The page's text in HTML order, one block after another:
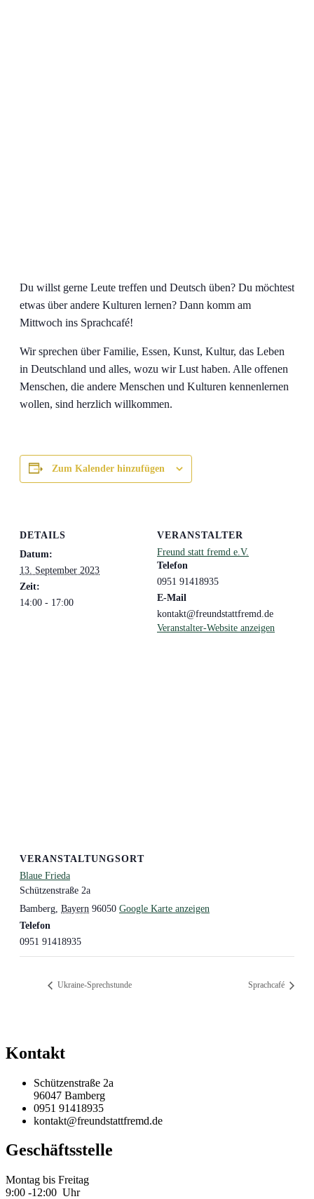
Du willst gerne Leute treffen und Deutsch üben? Du möchtest
etwas über andere Kulturen lernen? Dann komm am
Mittwoch ins Sprachcafé!
Wir sprechen über Familie, Essen, Kunst, Kultur, das Leben
in Deutschland und alles, wozu wir Lust haben. Alle offenen
Menschen, die andere Menschen und Kulturen kennenlernen
wollen, sind herzlich willkommen.
Zum Kalender hinzufügen
DETAILS
Datum:
13. September 2023
Zeit:
14:00 - 17:00
VERANSTALTER
Freund statt fremd e.V.
Telefon
0951 91418935
E-Mail
kontakt@freundstattfremd.de
Veranstalter-Website anzeigen
VERANSTALTUNGSORT
Blaue Frieda
Schützenstraße 2a
Bamberg Bayern 96050 Google Karte anzeigen
Telefon
0951 91418935
Ukraine-Sprechstunde Sprachcafé
Kontakt
Schützenstraße 2a
96047 Bamberg
0951 91418935
kontakt@freundstattfremd.de
Geschäftsstelle
Montag bis Freitag
9:00 -12:00 Uhr